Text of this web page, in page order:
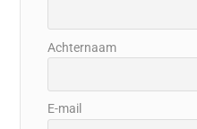
Achternaam
E-mail